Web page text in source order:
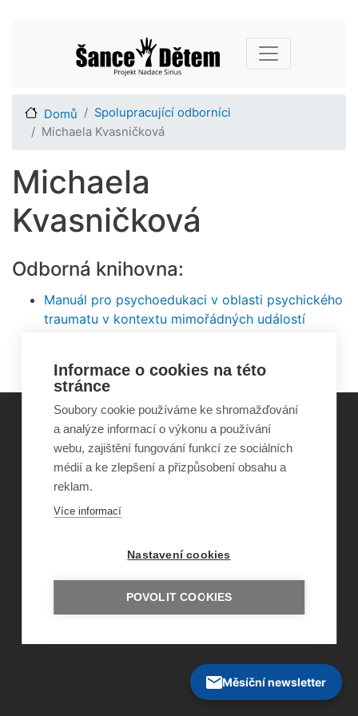
hlavnímu
obsahu
Main navigation
Domů
Spolupracující odborníci
Michaela Kvasničková
Michaela
Kvasničková
Odborná knihovna:
Manuál pro psychoedukaci v oblasti psychického
traumatu v kontextu mimořádných událostí
©Obecně prospěšná společnost Sirius, o.p.s.
2011–2026
nazory@sancedetem.cz
Informace o webu
Měsíční newsletter
Informace o cookies na této
stránce
Soubory cookie používáme ke shromažďování
a analýze informací o výkonu a používání
webu, zajištění fungování funkcí ze sociálních
médií a ke zlepšení a přizpůsobení obsahu a
reklam.
Více informací
Nastavení cookies
POVOLIT COOKIES